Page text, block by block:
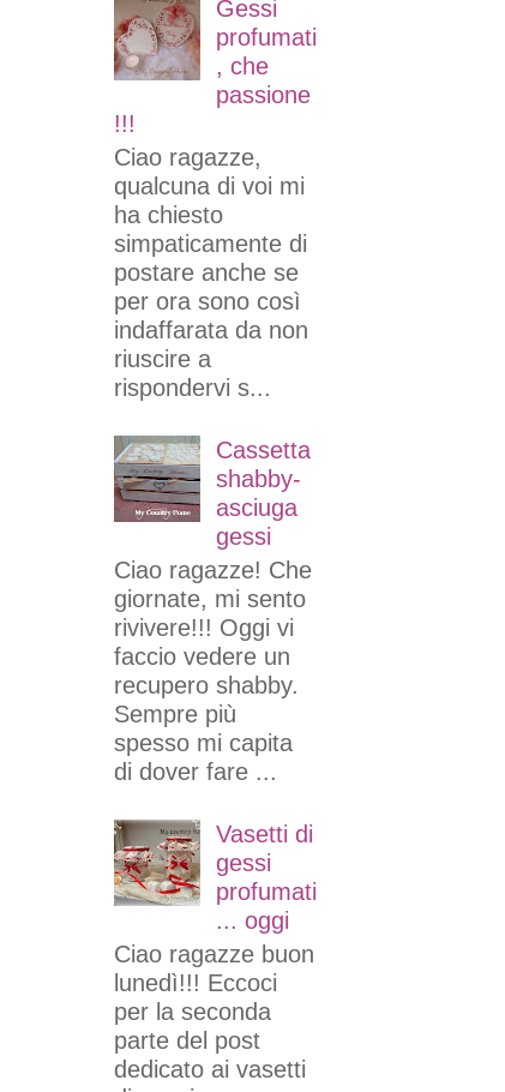
Gessi
profumati
, che
passione
!!!
Ciao ragazze,
qualcuna di voi mi
ha chiesto
simpaticamente di
postare anche se
per ora sono così
indaffarata da non
riuscire a
rispondervi s...
Cassetta
shabby-
asciuga
gessi
Ciao ragazze! Che
giornate, mi sento
rivivere!!! Oggi vi
faccio vedere un
recupero shabby.
Sempre più
spesso mi capita
di dover fare ...
Vasetti di
gessi
profumati
... oggi
Ciao ragazze buon
lunedì!!! Eccoci
per la seconda
parte del post
dedicato ai vasetti